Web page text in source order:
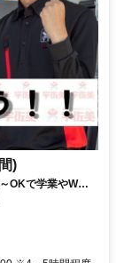
)
OKで学業やWワ
校帰り・お仕事帰
自由＆各種手当あ